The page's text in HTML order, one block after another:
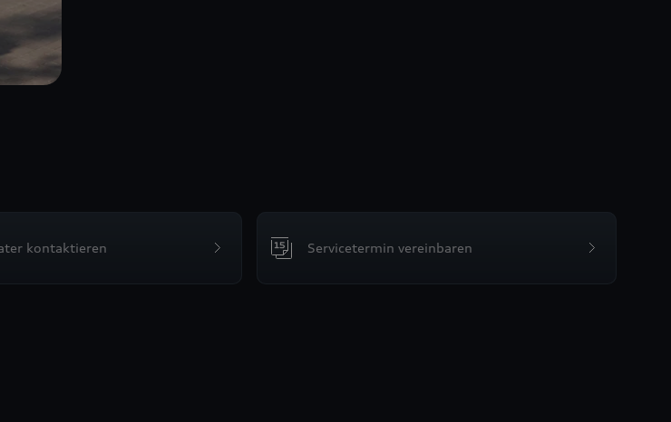
kontaktieren Servicetermin vereinbaren